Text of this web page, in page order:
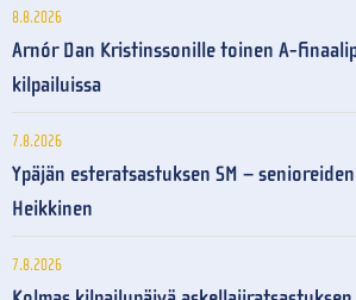
8.8.2026
Arnór Dan Kristinssonille toinen A-
kilpailuissa
7.8.2026
Ypäjän esteratsastuksen SM –
Heikkinen
7.8.2026